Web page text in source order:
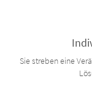
Sie streben eine